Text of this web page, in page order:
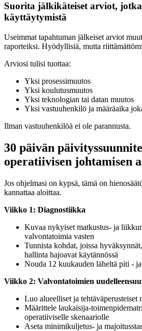
Suorita jälkikäteiset arviot,
käyttäytymistä
Useimmat tapahtuman jälkeiset arviot
raporteiksi. Hyödyllisiä, mutta
Arviosi tulisi tuottaa:
Yksi prosessimuutos
Yksi koulutusmuutos
Yksi teknologian tai datan muutos
Yksi vastuuhenkilö ja määräaika
Ilman vastuuhenkilöä ei ole parannusta.
30 päivän
operatiivisen johtamisen
Jos ohjelmasi on kypsä, tämä on
kannattaa aloittaa.
Viikko 1: Diagnostiikka
Kuvaa nykyiset matkustus- ja
valvontatoimia vasten
Tunnista kohdat, joissa
hallinta hajoavat käytännössä
Nouda 12 kuukauden läheltä piti -
Viikko 2: Valvontatoimien
Luo alueelliset ja tehtäväperusteiset
Määrittele laukaisija-
operatiiviselle skenaariolle
Aseta minimikuljetus- ja